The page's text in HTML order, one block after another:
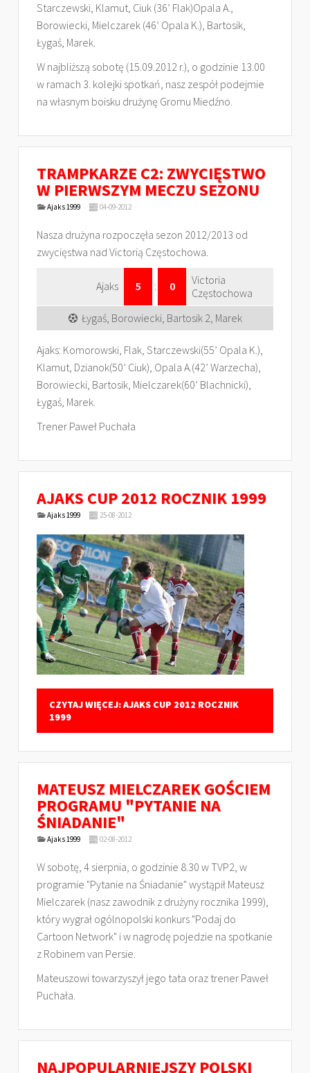
Starczewski, Klamut, Ciuk (36’ Flak)Opala A.,
Borowiecki, Mielczarek (46’ Opala K.), Bartosik,
Łygaś, Marek.
W najbliższą sobotę (15.09.2012 r.), o godzinie 13.00
w ramach 3. kolejki spotkań, nasz zespół podejmie
na własnym boisku drużynę Gromu Miedźno.
TRAMPKARZE C2: ZWYCIĘSTWO
W PIERWSZYM MECZU SEZONU
Ajaks 1999 04-09-2012
Nasza drużyna rozpoczęła sezon 2012/2013 od
zwycięstwa nad Victorią Częstochowa.
Ajaks 5 : 0
Victoria
Częstochowa
Łygaś, Borowiecki, Bartosik 2, Marek
Ajaks: Komorowski, Flak, Starczewski(55’ Opala K.),
Klamut, Dzianok(50’ Ciuk), Opala A.(42’ Warzecha),
Borowiecki, Bartosik, Mielczarek(60’ Blachnicki),
Łygaś, Marek.
Trener Paweł Puchała
AJAKS CUP 2012 ROCZNIK 1999
Ajaks 1999 25-08-2012
CZYTAJ WIĘCEJ: AJAKS CUP 2012 ROCZNIK
1999
MATEUSZ MIELCZAREK GOŚCIEM
PROGRAMU "PYTANIE NA
ŚNIADANIE"
Ajaks 1999 02-08-2012
W sobotę, 4 sierpnia, o godzinie 8.30 w TVP2, w
programie "Pytanie na Śniadanie" wystąpił Mateusz
Mielczarek (nasz zawodnik z drużyny rocznika 1999),
który wygrał ogólnopolski konkurs "Podaj do
Cartoon Network" i w nagrodę pojedzie na spotkanie
z Robinem van Persie.
Mateuszowi towarzyszył jego tata oraz trener Paweł
Puchała.
NAJPOPULARNIEJSZY POLSKI